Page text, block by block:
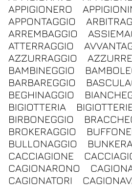
APPIGIONERO
APPONTAGGIO
ARREMBAGGIO
ATTERRAGGIO
AZZURRAGGIO
BAMBINEGGIO
BARBAREGGIO
BEGHINAGGIO
BIGIOTTERIA
BIRBONEGGIO
BROKERAGGIO
BULLONAGGIO
CACCIAGIONE
CAGIONARONO
CAGIONATORI